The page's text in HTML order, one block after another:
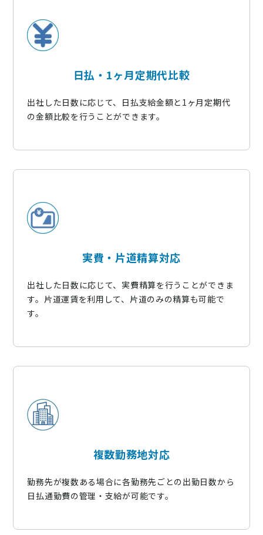
日払・1ヶ月定期代比較​
出社した日数に応じて、日払支給金額と1ヶ月定期代
の金額比較を行うことができます。​
実費・片道精算対応​
出社した日数に応じて、実費精算を行うことができま
す。片道運賃を利用して、片道のみの精算も可能で
す。​
複数勤務地対応​
勤務先が複数ある場合に各勤務先ごとの出勤日数から
日払通勤費の管理・支給が可能です。​